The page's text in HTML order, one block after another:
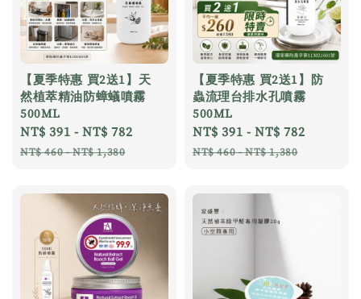
【夏季特惠 買2送1】天
然植萃精油防蟑蟻噴霧
500ML
Sale
price
NT$ 391 -NT$ 782
NT$ 460-NT$ 1,380
【夏季特惠 買2送1】防
蟲流理台排水孔噴霧
500ML
Sale
price
NT$ 391 -NT$ 782
NT$ 460-NT$ 1,380